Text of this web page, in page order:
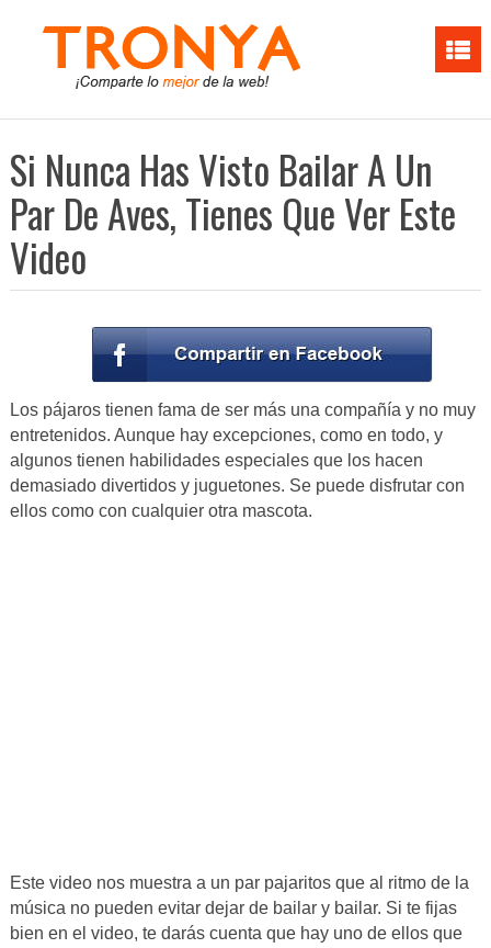
Si Nunca Has Visto Bailar A Un
Par De Aves, Tienes Que Ver Este
Video
Los pájaros tienen fama de ser más una compañía y no muy
entretenidos. Aunque hay excepciones, como en todo, y
algunos tienen habilidades especiales que los hacen
demasiado divertidos y juguetones. Se puede disfrutar con
ellos como con cualquier otra mascota.
Este video nos muestra a un par pajaritos que al ritmo de la
música no pueden evitar dejar de bailar y bailar. Si te fijas
bien en el video, te darás cuenta que hay uno de ellos que